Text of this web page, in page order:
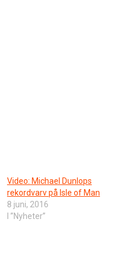
Video: Michael Dunlops
rekordvarv på Isle of Man
8 juni, 2016
I ”Nyheter”